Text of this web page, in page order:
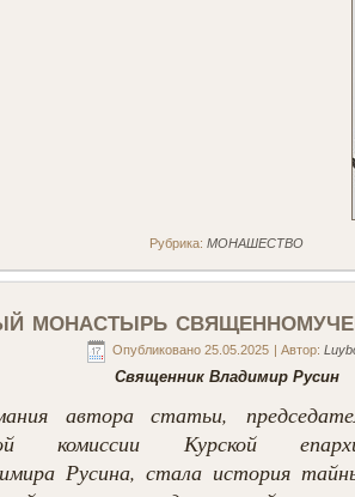
Рубрика: МОНАШЕСТВО
монастырь
Опубликовано 25.05.2025 | Автор:
Священник Владимир Русин
автора статьи,
комиссии Курской
Русина, стала история